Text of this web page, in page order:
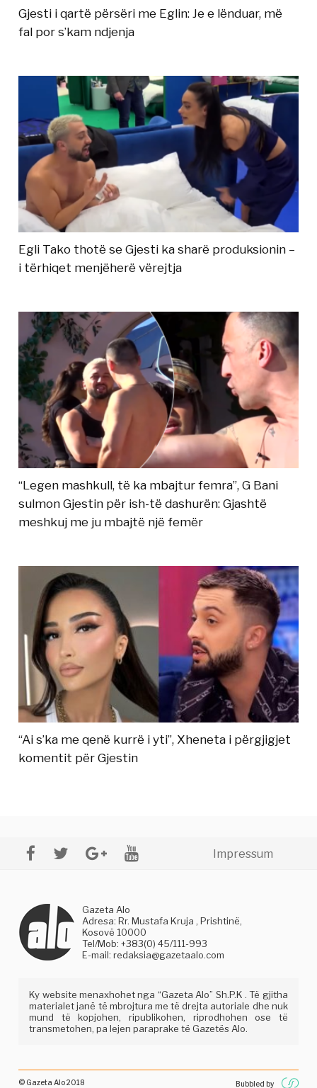
Gjesti i qartë përsëri me Eglin: Je e lënduar, më
fal por s’kam ndjenja
Egli Tako thotë se Gjesti ka sharë produksionin –
i tërhiqet menjëherë vërejtja
“Legen mashkull, të ka mbajtur femra”, G Bani
sulmon Gjestin për ish-të dashurën: Gjashtë
meshkuj me ju mbajtë një femër
“Ai s’ka me qenë kurrë i yti”, Xheneta i përgjigjet
komentit për Gjestin
Impressum
Gazeta Alo
Adresa: Rr. Mustafa Kruja , Prishtinë,
Kosovë 10000
Tel/Mob: +383(0) 45/111-993
E-mail:redaksia@gazetaalo.com
Ky website menaxhohet nga “Gazeta Alo” Sh.P.K . Të gjitha
materialet janë të mbrojtura me të drejta autoriale dhe nuk
mund të kopjohen, ripublikohen, riprodhohen ose të
transmetohen, pa lejen paraprake të Gazetës Alo.
© Gazeta Alo 2018 Bubbled by